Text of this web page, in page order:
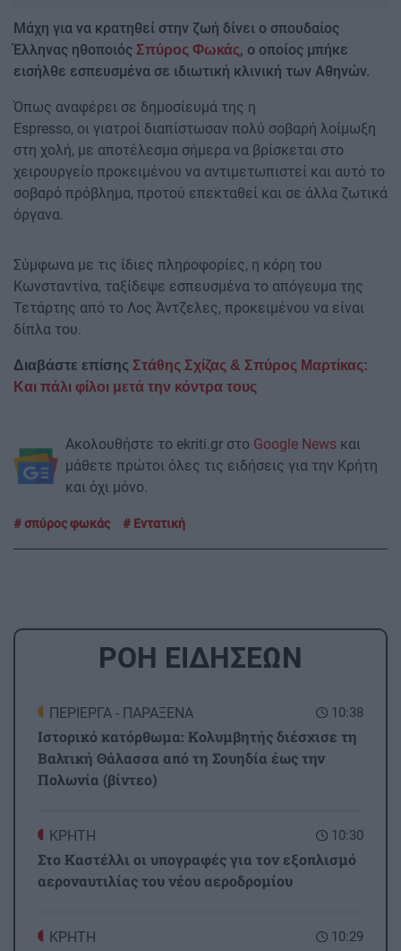
Mάχη για να κρατηθεί στην ζωή δίνει ο σπουδαίος
Έλληνας ηθοποιός Σπύρος Φωκάς, ο οποίος μπήκε
εισήλθε εσπευσμένα σε ιδιωτική κλινική των Αθηνών.
Όπως αναφέρει σε δημοσίευμά της η
Espresso, οι γιατροί διαπίστωσαν πολύ σοβαρή λοίμωξη
στη χολή, με αποτέλεσμα σήμερα να βρίσκεται στο
χειρουργείο προκειμένου να αντιμετωπιστεί και αυτό το
σοβαρό πρόβλημα, προτού επεκταθεί και σε άλλα ζωτικά
όργανα.
Σύμφωνα με τις ίδιες πληροφορίες, η κόρη του
Κωνσταντίνα, ταξίδεψε εσπευσμένα το απόγευμα της
Τετάρτης από το Λος Άντζελες, προκειμένου να είναι
δίπλα του.
Διαβάστε επίσης Στάθης Σχίζας & Σπύρος Μαρτίκας:
Και πάλι φίλοι μετά την κόντρα τους
Ακολουθήστε το ekriti.gr στο Google News και
μάθετε πρώτοι όλες τις ειδήσεις για την Κρήτη
και όχι μόνο.
σπύρος φωκάς Εντατική
ΡΟΗ ΕΙΔΗΣΕΩΝ
10:38
ΠΕΡΙΕΡΓΑ - ΠΑΡΑΞΕΝΑ
Ιστορικό κατόρθωμα: Κολυμβητής διέσχισε τη
Βαλτική Θάλασσα από τη Σουηδία έως την
Πολωνία (βίντεο)
10:30
ΚΡΗΤΗ
Στο Καστέλλι οι υπογραφές για τον εξοπλισμό
αεροναυτιλίας του νέου αεροδρομίου
10:29
ΚΡΗΤΗ